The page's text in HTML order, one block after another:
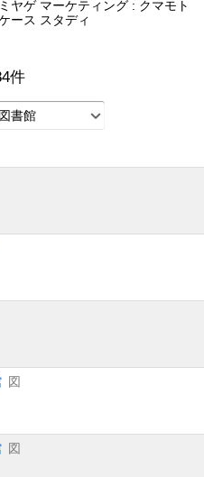
ヤゲ マーケティング : クマモト
ース スタディ
件
書館
図
図